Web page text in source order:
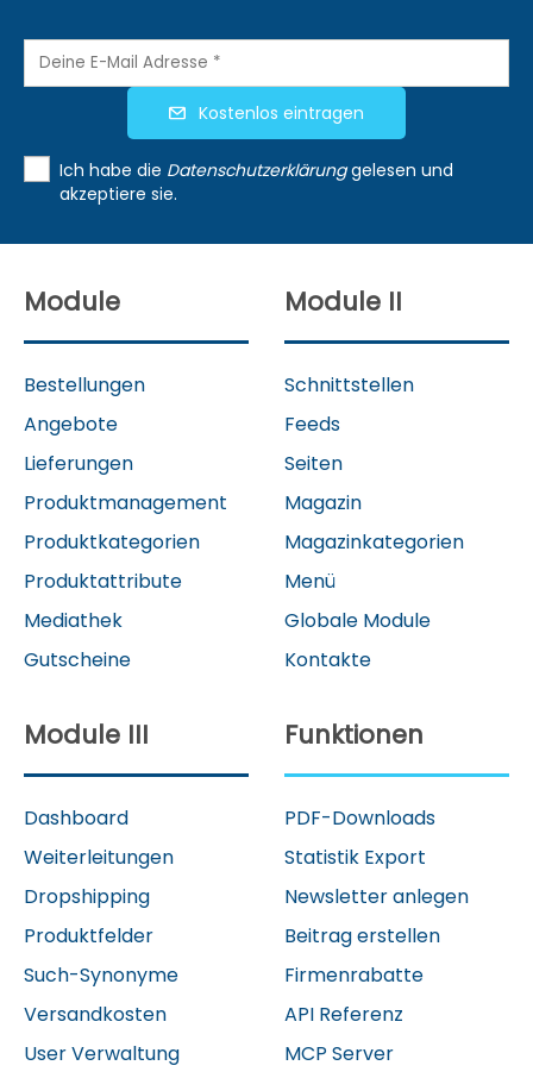
Kostenlos eintragen
Ich habe die Datenschutzerklärung gelesen und
akzeptiere sie.
Module
Bestellungen
Angebote
Lieferungen
Produktmanagement
Produktkategorien
Produktattribute
Mediathek
Gutscheine
Module II
Schnittstellen
Feeds
Seiten
Magazin
Magazinkategorien
Menü
Globale Module
Kontakte
Module III
Dashboard
Weiterleitungen
Dropshipping
Produktfelder
Such-Synonyme
Versandkosten
User Verwaltung
Funktionen
PDF-Downloads
Statistik Export
Newsletter anlegen
Beitrag erstellen
Firmenrabatte
API Referenz
MCP Server